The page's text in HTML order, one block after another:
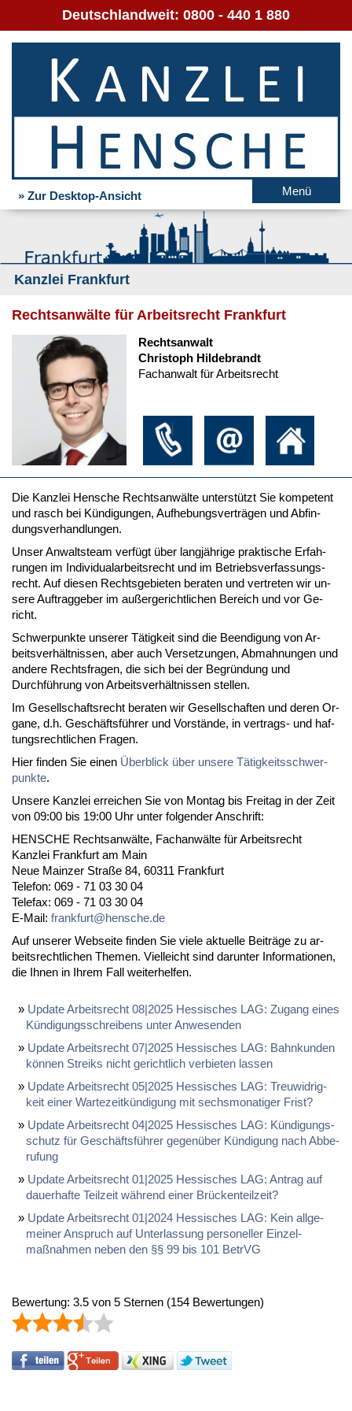
Deutschlandweit: 0800 - 440 1 880
» Zur Desktop-Ansicht Menü
Kanzlei Frankfurt
Rechtsanwälte für Arbeitsrecht Frankfurt
Rechtsanwalt
Christoph Hildebrandt
Fachanwalt für Arbeitsrecht
Die Kanz­lei Hen­sche Rechts­anwälte un­terstützt Sie kom­pe­tent
und rasch bei Kündi­gun­gen, Auf­he­bungs­verträgen und Ab­fin­
dungs­ver­hand­lun­gen.
Un­ser An­walts­team verfügt über langjähri­ge prak­ti­sche Er­fah­
run­gen im In­di­vi­dual­ar­beits­recht und im Be­triebs­ver­fas­sungs­
recht. Auf die­sen Rechts­ge­bie­ten be­ra­ten und ver­tre­ten wir un­
se­re Auf­trag­ge­ber im außer­ge­richt­li­chen Be­reich und vor Ge­
richt.
Schwer­punk­te un­se­rer Tätig­keit sind die Be­en­di­gung von Ar­
beits­verhält­nis­sen, aber auch Ver­set­zun­gen, Ab­mah­nun­gen und
an­de­re Rechts­fra­gen, die sich bei der Be­gründung und
Durchführung von Ar­beits­verhält­nis­sen stel­len.
Im Ge­sell­schafts­recht be­ra­ten wir Ge­sell­schaf­ten und de­ren Or­
ga­ne, d.h. Geschäftsführer und Vorstände, in ver­trags- und haf­
tungs­recht­li­chen Fra­gen.
Hier fin­den Sie ei­nen Über­blick über un­se­re Tätig­keits­schwer­
punk­te.
Un­se­re Kanz­lei er­rei­chen Sie von Mon­tag bis Frei­tag in der Zeit
von 09:00 bis 19:00 Uhr un­ter fol­gen­der An­schrift:
HENSCHE Rechts­anwälte, Fach­anwälte für Ar­beits­recht
Kanz­lei Frank­furt am Main
Neue Main­zer Straße 84, 60311 Frank­furt
Te­le­fon: 069 - 71 03 30 04
Te­le­fax: 069 - 71 03 30 04
E-Mail: frank­furt@hen­sche.de
Auf un­se­rer Web­sei­te fin­den Sie vie­le ak­tu­el­le Beiträge zu ar­
beits­recht­li­chen The­men. Viel­leicht sind dar­un­ter In­for­ma­tio­nen,
die Ih­nen in Ih­rem Fall wei­ter­hel­fen.
Up­date Ar­beits­recht 08|2025 Hes­si­sches LAG: Zu­gang ei­nes
Kündi­gungs­schrei­bens un­ter An­we­sen­den
Up­date Ar­beits­recht 07|2025 Hes­si­sches LAG: Bahn­kun­den
können Streiks nicht ge­richt­lich ver­bie­ten las­sen
Up­date Ar­beits­recht 05|2025 Hes­si­sches LAG: Treu­wid­rig­
keit ei­ner War­te­zeitkündi­gung mit sechs­mo­na­ti­ger Frist?
Up­date Ar­beits­recht 04|2025 Hes­si­sches LAG: Kündi­gungs­
schutz für Geschäftsführer ge­genüber Kündi­gung nach Ab­be­
ru­fung
Up­date Ar­beits­recht 01|2025 Hes­si­sches LAG: An­trag auf
dau­er­haf­te Teil­zeit während ei­ner Brücken­teil­zeit?
Up­date Ar­beits­recht 01|2024 Hes­si­sches LAG: Kein all­ge­
mei­ner An­spruch auf Un­ter­las­sung per­so­nel­ler Ein­zel­
maßnah­men ne­ben den §§ 99 bis 101 Be­trVG
Bewertung: 3.5 von 5 Sternen (154 Bewertungen)